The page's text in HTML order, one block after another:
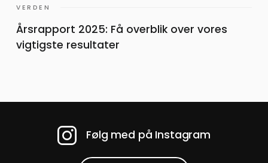
VERDEN
Årsrapport 2025: Få overblik over vores
vigtigste resultater
Følg med på Instagram